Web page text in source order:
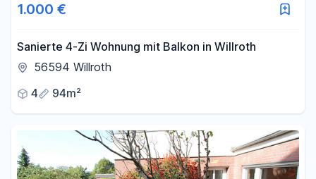
1.000 €
Sanierte 4-Zi Wohnung mit Balkon in Willroth
56594 Willroth
4
94m²